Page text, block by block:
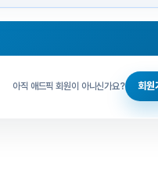
아직 애드픽 회원이 아니신가요? 회원